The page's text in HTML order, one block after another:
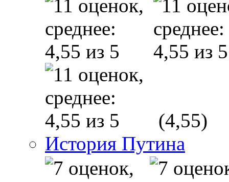
(4,55)
История Путина